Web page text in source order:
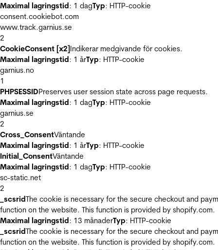
Maximal lagringstid: 1 dagTyp: HTTP-cookie
consent.cookiebot.com
www.track.garnius.se
2
CookieConsent [x2]Indikerar medgivande för cookies.
Maximal lagringstid: 1 årTyp: HTTP-cookie
garnius.no
1
PHPSESSIDPreserves user session state across page requests.
Maximal lagringstid: 1 dagTyp: HTTP-cookie
garnius.se
2
Cross_ConsentVäntande
Maximal lagringstid: 1 årTyp: HTTP-cookie
Initial_ConsentVäntande
Maximal lagringstid: 1 dagTyp: HTTP-cookie
sc-static.net
2
_scsridThe cookie is necessary for the secure checkout and
function on the website. This function is provided by shopify.com.
Maximal lagringstid: 13 månaderTyp: HTTP-cookie
_scsridThe cookie is necessary for the secure checkout and
function on the website. This function is provided by shopify.com.